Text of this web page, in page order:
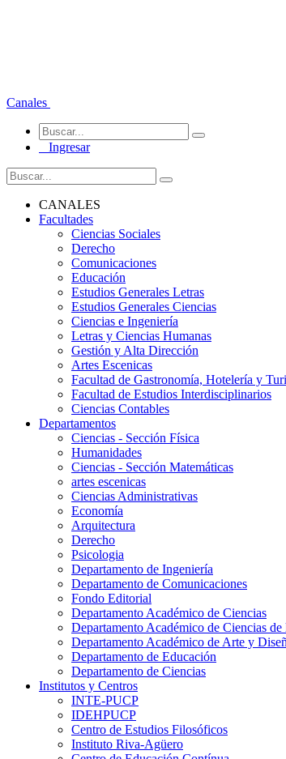
Canales
Ingresar
CANALES
Facultades
Ciencias Sociales
Derecho
Comunicaciones
Educación
Estudios Generales Letras
Estudios Generales Ciencias
Ciencias e Ingeniería
Letras y Ciencias Humanas
Gestión y Alta Dirección
Artes Escenicas
Facultad de Gastronomía, Hotelería y
Facultad de Estudios Interdisciplinarios
Ciencias Contables
Departamentos
Ciencias - Sección Física
Humanidades
Ciencias - Sección Matemáticas
artes escenicas
Ciencias Administrativas
Economía
Arquitectura
Derecho
Psicologia
Departamento de Ingeniería
Departamento de Comunicaciones
Fondo Editorial
Departamento Académico de Ciencias
Departamento Académico de Ciencias de
Departamento Académico de Arte y
Departamento de Educación
Departamento de Ciencias
Institutos y Centros
INTE-PUCP
IDEHPUCP
Centro de Estudios Filosóficos
Instituto Riva-Agüero